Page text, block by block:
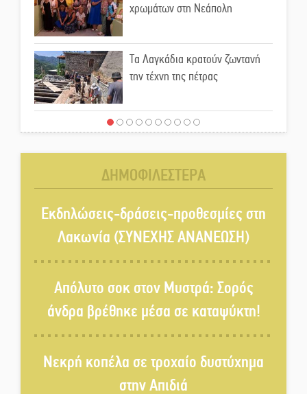
χρωμάτων στη Νεάπολη
Τα Λαγκάδια κρατούν ζωντανή
την τέχνη της πέτρας
Στους ρυθμούς της Ελεωνόρας
δίνει «χρώμα» στον Αύγουστο
του Λαχίου
Χασισοφυτεία στην
Παλαιοπαναγιά ξεσκέπασε η
Αστυνομία
Μονεμβασιάς
ΔΗΜΟΦΙΛΕΣΤΕΡΑ
Εκδηλώσεις-δράσεις-προθεσμίες στη
Λακωνία (ΣΥΝΕΧΗΣ ΑΝΑΝΕΩΣΗ)
Απόλυτο σοκ στον Μυστρά: Σορός
άνδρα βρέθηκε μέσα σε καταψύκτη!
Νεκρή κοπέλα σε τροχαίο δυστύχημα
στην Απιδιά